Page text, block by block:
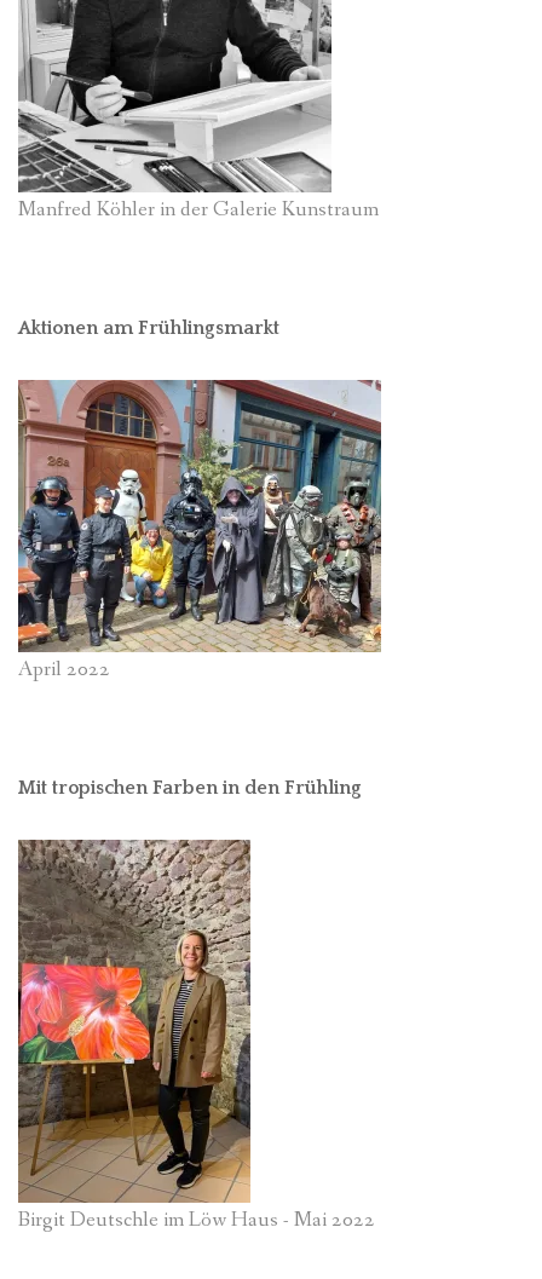
Manfred Köhler in der Galerie Kunstraum
Aktionen am Frühlingsmarkt
April 2022
Mit tropischen Farben in den Frühling
Birgit Deutschle im Löw Haus - Mai 2022